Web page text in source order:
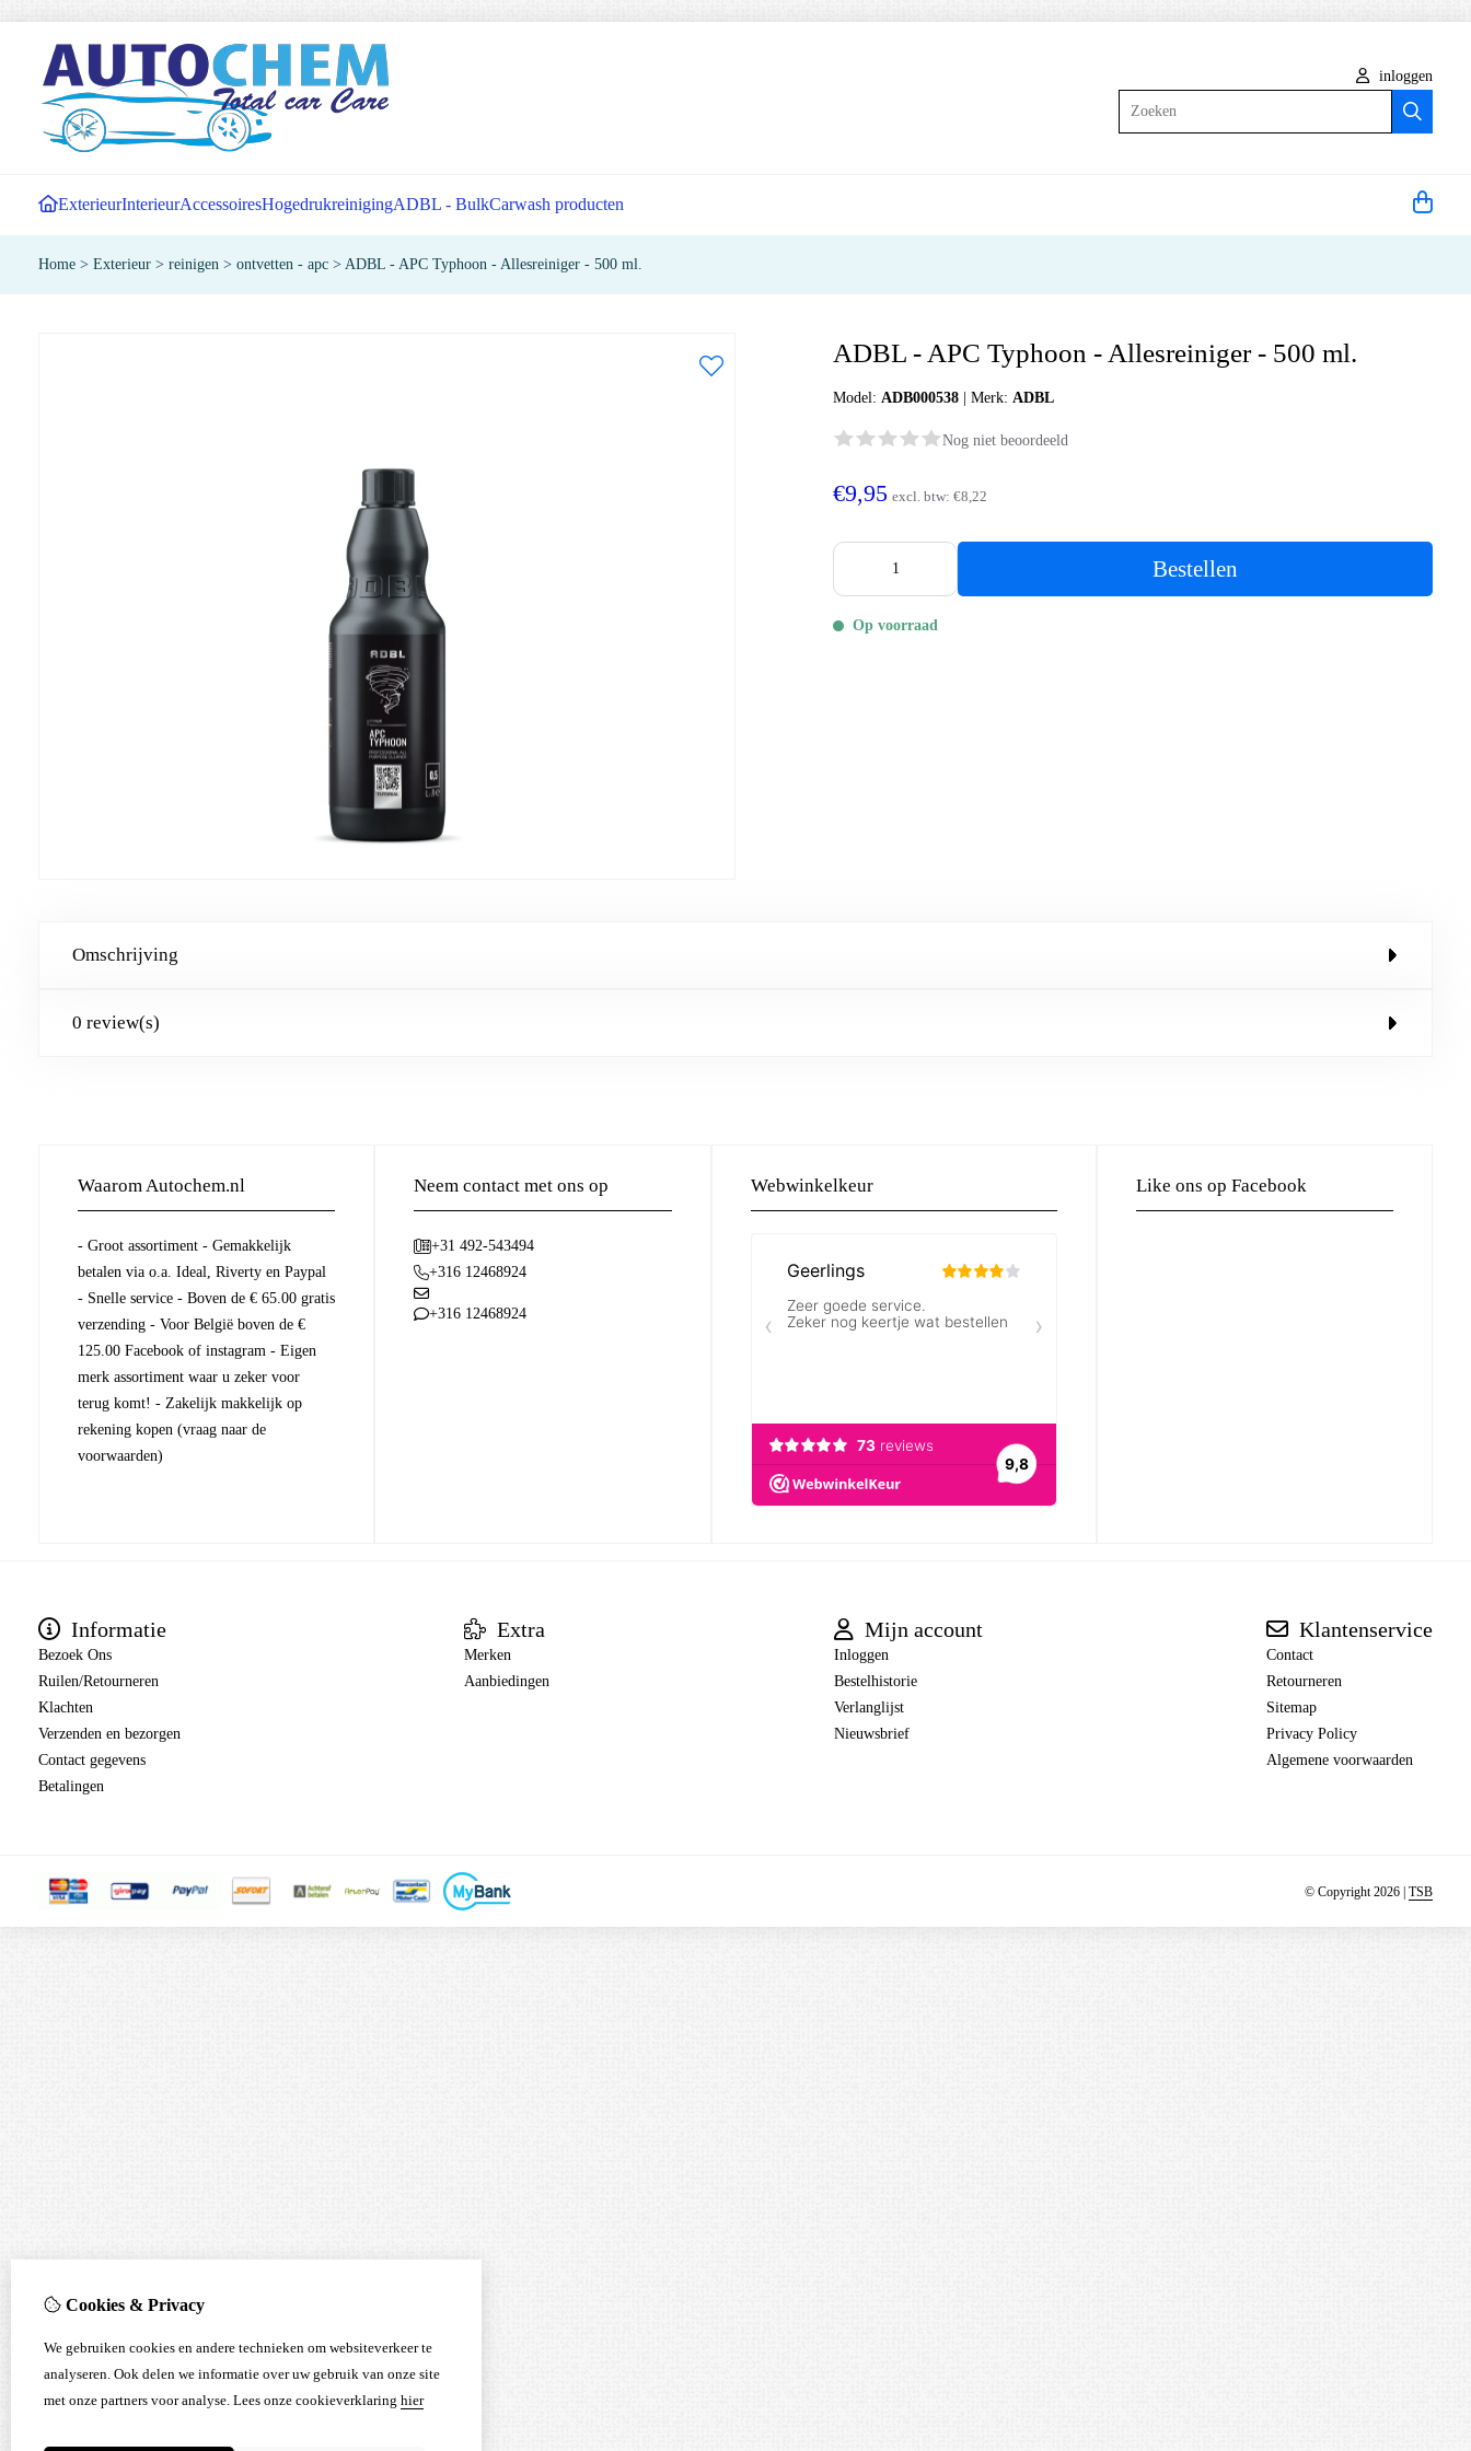
inloggen
ExterieurInterieurAccessoiresHogedrukreinigingADBL - BulkCarwash producten
Home > Exterieur > reinigen > ontvetten - apc > ADBL - APC Typhoon - Allesreiniger - 500 ml.
ADBL - APC Typhoon - Allesreiniger - 500 ml.
Model:ADB000538 |Merk:ADBL
Nog niet beoordeeld
€9,95 excl. btw:€8,22
Bestellen
Op voorraad
Omschrijving
0 review(s)
Waarom Autochem.nl
- Groot assortiment - Gemakkelijk
betalen via o.a. Ideal, Riverty en Paypal
- Snelle service - Boven de € 65.00 gratis
verzending - Voor België boven de €
125.00 Facebook of instagram - Eigen
merk assortiment waar u zeker voor
terug komt! - Zakelijk makkelijk op
rekening kopen (vraag naar de
voorwaarden)
Neem contact met ons op
+31 492-543494
+316 12468924
+316 12468924
Webwinkelkeur Like ons op Facebook
Informatie
Bezoek Ons
Ruilen/Retourneren
Klachten
Verzenden en bezorgen
Contact gegevens
Betalingen
Extra
Merken
Aanbiedingen
Mijn account
Inloggen
Bestelhistorie
Verlanglijst
Nieuwsbrief
Klantenservice
Contact
Retourneren
Sitemap
Privacy Policy
Algemene voorwaarden
© Copyright 2026 | TSB
Cookies & Privacy
We gebruiken cookies en andere technieken om websiteverkeer te
analyseren. Ook delen we informatie over uw gebruik van onze site
met onze partners voor analyse. Lees onze cookieverklaring hier